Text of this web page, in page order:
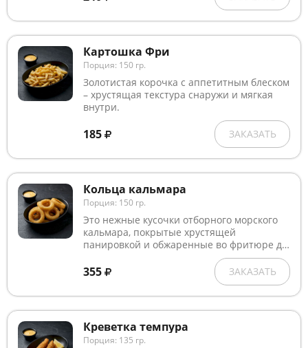
Картошка Фри
Порция: 150 гр.
Золотистая корочка с аппетитным блеском
– хрустящая текстура снаружи и мягкая
внутри.
185 ЗАКАЗАТЬ
Кольца кальмара
Порция: 150 гр.
Это нежные кусочки отборного морского
кальмара, покрытые хрустящей
панировкой и обжаренные во фритюре до
355 ЗАКАЗАТЬ
Креветка темпура
Порция: 135 гр.